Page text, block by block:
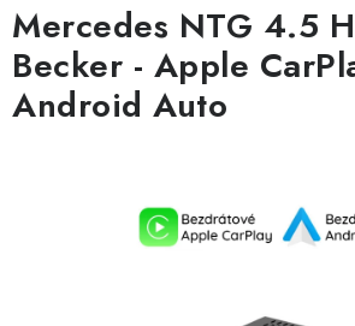
BMW
FORD
Mercedes NTG 4.5
Becker - Apple
Android Auto